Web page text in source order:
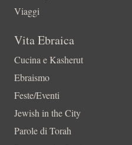
Viaggi
Vita Ebraica
Cucina e Kasherut
Ebraismo
Feste/Eventi
Jewish in the City
Parole di Torah